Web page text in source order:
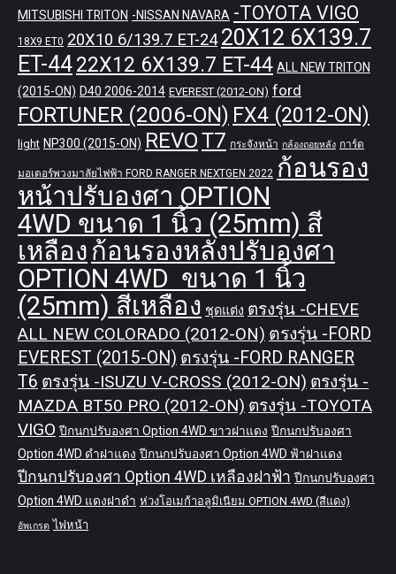
MITSUBISHI TRITON -NISSAN NAVARA -TOYOTA VIGO
18X9 ET0 20X10 6/139.7 ET-24 20X12 6X139.7
ET-4422X12 6X139.7 ET-44 ALL NEW TRITON
(2015-ON) D40 2006-2014 EVEREST (2012-ON) ford
FORTUNER (2006-ON) FX4 (2012-ON)
light NP300 (2015-ON) REVOT7 กระจังหน้า กล้องถอยหลัง การ์ด
มอเตอร์พวงมาลัยไฟฟ้า FORD RANGER NEXTGEN 2022 ก้อนรอง
หน้าปรับองศา OPTION
4WD ขนาด 1 นิ้ว (25mm) สี
เหลือง ก้อนรองหลังปรับองศา
OPTION 4WD ขนาด 1 นิ้ว
(25mm) สีเหลือง ชุดแต่ง ตรงรุ่น -CHEVE
ALL NEW COLORADO (2012-ON) ตรงรุ่น -FORD
EVEREST (2015-ON) ตรงรุ่น -FORD RANGER
T6 ตรงรุ่น -ISUZU V-CROSS (2012-ON) ตรงรุ่น -
MAZDA BT50 PRO (2012-ON) ตรงรุ่น -TOYOTA
VIGO ปีกนกปรับองศา Option 4WD ขาวฝาแดง ปีกนกปรับองศา
Option 4WD ดำฝาแดง ปีกนกปรับองศา Option 4WD ฟ้าฝาแดง
ปีกนกปรับองศา Option 4WD เหลืองฝาฟ้า ปีกนกปรับองศา
Option 4WD แดงฝาดำ ห่วงโอเมก้าอลูมิเนียม OPTION 4WD (สีแดง)
อัพเกรด ไฟหน้า